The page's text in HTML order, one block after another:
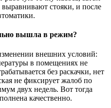
стояки, и после
вышла в режим?
внешних условий:
в помещениях не
без раскачки, нет
не фиксирует жалоб по
двух недель. Вот тогда
качественно.